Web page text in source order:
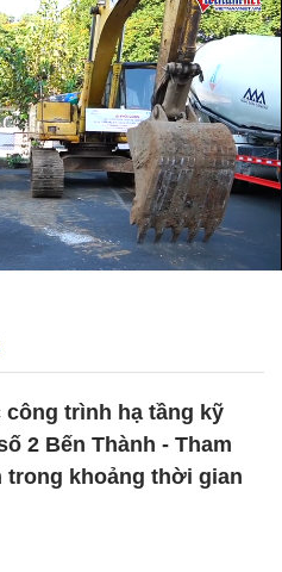
trình hạ tầng kỹ
2 Bến Thành - Tham
khoảng thời gian